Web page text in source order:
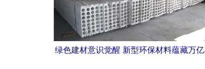
绿色建材意识觉醒 新型环保材料蕴藏万亿